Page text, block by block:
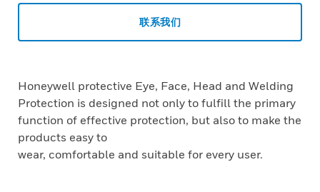
联系我们
Honeywell protective Eye, Face, Head and Welding
Protection is designed not only to fulfill the primary
function of effective protection, but also to make the
products easy to
wear, comfortable and suitable for every user.